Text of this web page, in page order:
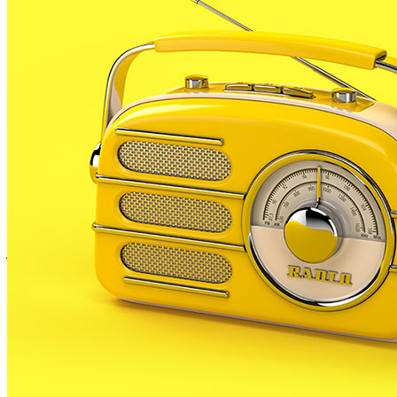
mes de novembre, l’alcalde va encomanar-li el
treball de propostes per millorar el civisme al nostre
municipi. En aquests mesos els 30 membres del
consell, tots ells estudiants de 5è i 6è de Palafolls,
han treballat des de diferents àmbits i grups com
millorar el civisme al nostre municipi i han preparat
activitats per aquest cap de setmana.
La primera de les activitats és avui a la tarda, després
de classe, quan s’ha preparat una jornada cívica, amb
jocs familiars, un Scaperoom anomenada “Escapem
dels plàstics”, punts de conscienciació
mediambiental o taller de xapes. Sabina Guerrero
explica que les activitats les ha organitzat el Consell
d’Infants atenent a la necessitat de mantenir net